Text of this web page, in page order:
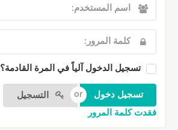
تسجيل الدخول آلياً في المرة القادمة؟
التسجيل
فقدت كلمة المرور